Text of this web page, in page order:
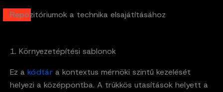
Repozitóriumok a technika elsajátításához
1. Környezetépítési sablonok
Ez a kódtára kontextus mérnöki szintű kezelését
helyezi a középpontba. A trükkös utasítások helyett a